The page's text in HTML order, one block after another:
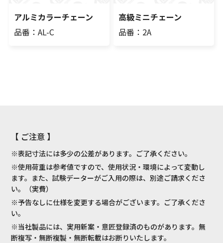
アルミカラーチェーン
品番：AL-C
高級ミニチェーン
品番：2A
【 ご注意 】
※表記寸法には多少の公差があります。ご了承ください。
※使用荷重は参考値ですので、使用状況・環境によって変動し
ます。また、試験データーがご入用の際は、別途ご請求くださ
い。（実費）
※予告なしに仕様を変更する場合がございます。ご了承くださ
い。
※当社製品には、実用新案・意匠登録済のものがあります。無
断複写・無断複製・無断転載はお断りいたします。